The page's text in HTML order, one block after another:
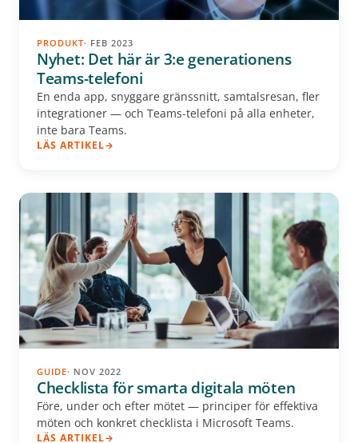
PRODUKT· FEB 2023
Nyhet: Det här är 3:e generationens
Teams-telefoni
En enda app, snyggare gränssnitt, samtalsresan, fler
integrationer — och Teams-telefoni på alla enheter,
inte bara Teams.
LÄS ARTIKEL
GUIDE· NOV 2022
Checklista för smarta digitala möten
Före, under och efter mötet — principer för effektiva
möten och konkret checklista i Microsoft Teams.
LÄS ARTIKEL